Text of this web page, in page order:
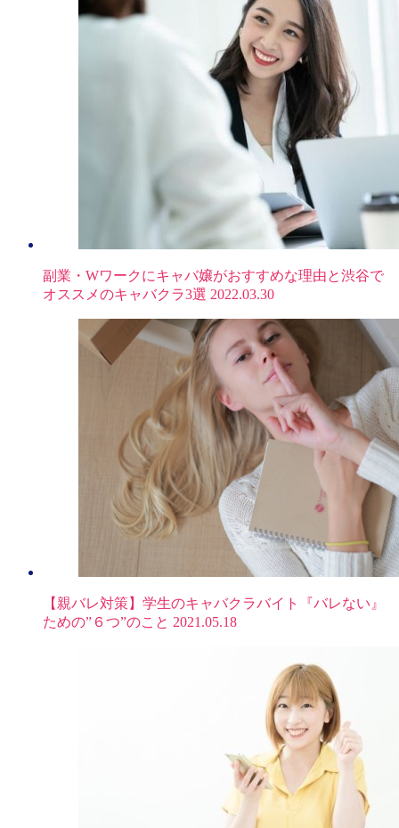
副業・Wワークにキャバ嬢がおすすめな理由と渋谷で
オススメのキャバクラ3選 2022.03.30
【親バレ対策】学生のキャバクラバイト『バレない』
ための”６つ”のこと 2021.05.18